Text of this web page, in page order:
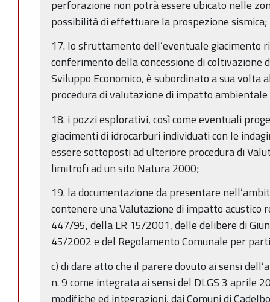
perforazione non potrà essere ubicato nelle
possibilità di effettuare la prospezione sismica;
17. lo sfruttamento dell’eventuale giacimento
conferimento della concessione di coltivazione
Sviluppo Economico, è subordinato a sua volta
procedura di valutazione di impatto
18. i pozzi esplorativi, così come eventuali
giacimenti di idrocarburi individuati con le
essere sottoposti ad ulteriore procedura di
limitrofi ad un sito Natura 2000;
19. la documentazione da presentare
contenere una Valutazione di impatto acustico
447/95, della LR 15/2001, delle delibere di
45/2002 e del Regolamento Comunale per
c) di dare atto che il parere dovuto ai sensi
n. 9 come integrata ai sensi del DLGS 3 aprile
modifiche ed integrazioni, dai Comuni di